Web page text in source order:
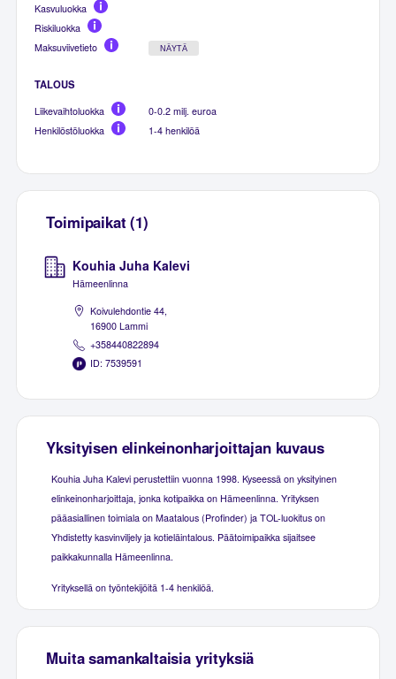
Kasvuluokka
Riskiluokka
Maksuviivetieto
NÄYTÄ
TALOUS
Liikevaihtoluokka
0-0.2 milj. euroa
Henkilöstöluokka
1-4 henkilöä
Toimipaikat (1)
Kouhia Juha Kalevi
Hämeenlinna
Koivulehdontie 44,
16900 Lammi
+358440822894
ID: 7539591
Yksityisen elinkeinonharjoittajan kuvaus
Kouhia Juha Kalevi perustettiin vuonna 1998. Kyseessä on yksityinen
elinkeinonharjoittaja, jonka kotipaikka on Hämeenlinna. Yrityksen
pääasiallinen toimiala on Maatalous (Profinder) ja TOL-luokitus on
Yhdistetty kasvinviljely ja kotieläintalous. Päätoimipaikka sijaitsee
paikkakunnalla Hämeenlinna.
Yrityksellä on työntekijöitä 1-4 henkilöä.
Muita samankaltaisia yrityksiä